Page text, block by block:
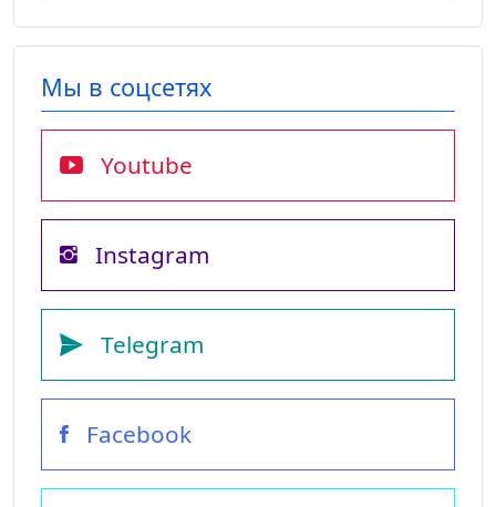
Мы в соцсетях
Youtube
Instagram
Telegram
Facebook